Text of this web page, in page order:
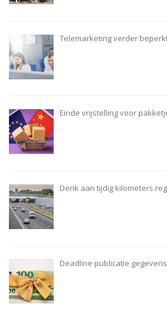
Telemarketing verder
Einde vrijstelling voor
Denk aan tijdig kilometers
Deadline publicatie